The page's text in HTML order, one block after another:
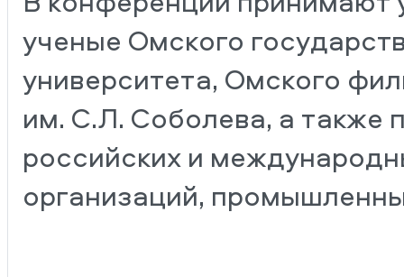
ученые Омского
университета, Омского
им. С.Л. Соболева, а также
российских и
организаций,